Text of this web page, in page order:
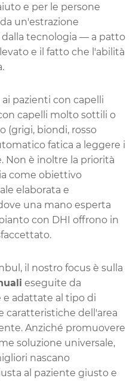
e per le persone
un'estrazione
dalla tecnologia — a patto
e il fatto che l'abilità
pazienti con capelli
capelli molto sottili o
(grigi, biondi, rosso
fatica a leggere i
Non è inoltre la priorità
come obiettivo
elaborata e
una mano esperta
con DHI offrono in
il nostro focus è sulla
eseguite da
e adattate al tipo di
caratteristiche dell'area
Anziché promuovere
soluzione universale,
nascano
al paziente giusto e